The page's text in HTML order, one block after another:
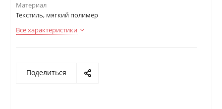
Материал
Текстиль, мягкий полимер
Все характеристики
Поделиться